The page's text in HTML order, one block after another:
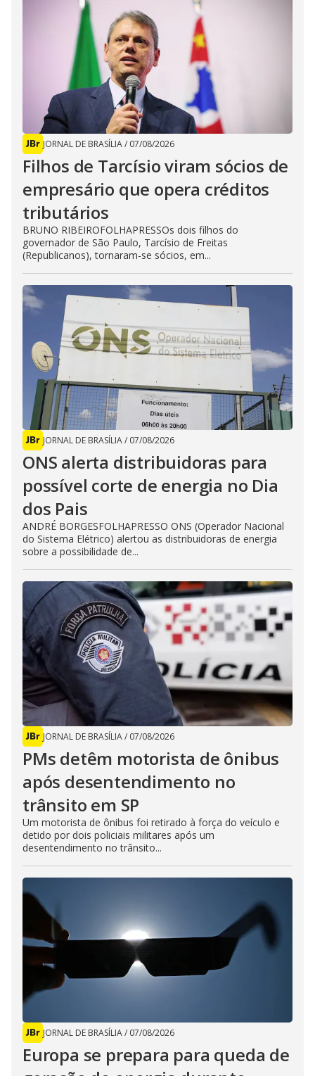
JORNAL DE BRASÍLIA/ 07/08/2026
Filhos de Tarcísio viram sócios de
empresário que opera créditos
tributários
BRUNO RIBEIROFOLHAPRESSOs dois filhos do
governador de São Paulo, Tarcísio de Freitas
(Republicanos), tornaram-se sócios, em...
JORNAL DE BRASÍLIA/ 07/08/2026
ONS alerta distribuidoras para
possível corte de energia no Dia
dos Pais
ANDRÉ BORGESFOLHAPRESSO ONS (Operador Nacional
do Sistema Elétrico) alertou as distribuidoras de energia
sobre a possibilidade de...
JORNAL DE BRASÍLIA/ 07/08/2026
PMs detêm motorista de ônibus
após desentendimento no
trânsito em SP
Um motorista de ônibus foi retirado à força do veículo e
detido por dois policiais militares após um
desentendimento no trânsito...
JORNAL DE BRASÍLIA/ 07/08/2026
Europa se prepara para queda de